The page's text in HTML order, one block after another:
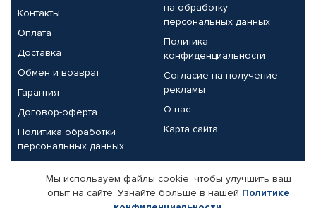
Контакты
Оплата
Доставка
Обмен и возврат
Гарантия
Договор-оферта
Политика обработки
персональных данных
на обработку
персональных данных
Политика
конфиденциальности
Согласие на получение
рекламы
О нас
Карта сайта
Партнерам
Корпоративным клиентам Реквизиты компании
Мы используем файлы cookie, чтобы улучшить ваш
опыт на сайте. Узнайте больше в нашей Политике